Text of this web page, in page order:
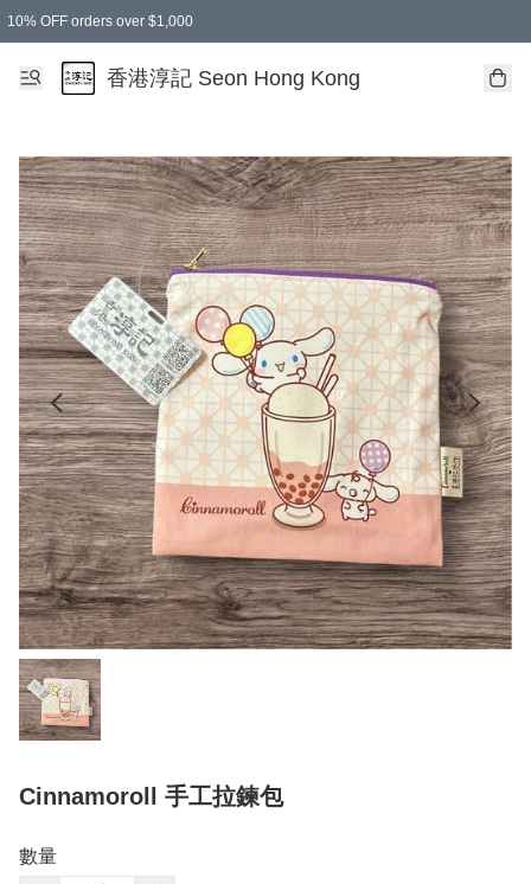
10% OFF orders over $1,000
香港淳記 Seon Hong Kong
Cinnamoroll 手工拉鍊包
數量